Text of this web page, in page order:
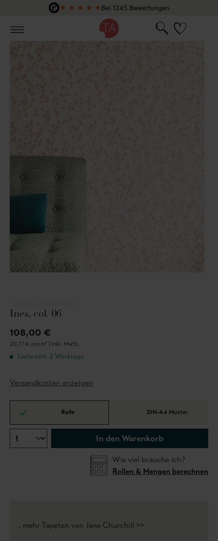
Zum Hauptinhalt springen
★ ★ ★ ★ ★Bei 1245 Bewertungen
Ines, col. 06
108,00 €
20,77 € pro m² | inkl. MwSt.
Lieferzeit: 2 Werktage
Versandkosten anzeigen
Rolle DIN-A4 Muster
In den Warenkorb
Wie viel brauche ich?
Rollen & Mengen berechnen
.. mehr Tapeten von Jane Churchill >>